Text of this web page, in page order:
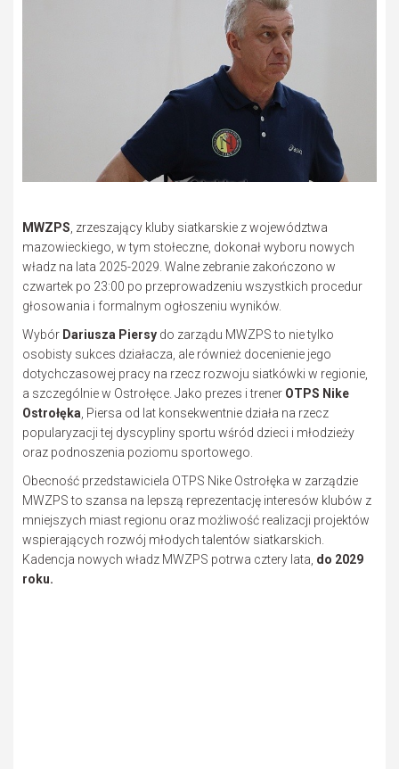
MWZPS , zrzeszający kluby siatkarskie z województwa
mazowieckiego, w tym stołeczne, dokonał wyboru nowych
władz na lata 2025-2029. Walne zebranie zakończono w
czwartek po 23:00 po przeprowadzeniu wszystkich procedur
głosowania i formalnym ogłoszeniu wyników.
Wybór Dariusza Piersy do zarządu MWZPS to nie tylko
osobisty sukces działacza, ale również docenienie jego
dotychczasowej pracy na rzecz rozwoju siatkówki w regionie,
a szczególnie w Ostrołęce. Jako prezes i trener OTPS Nike
Ostrołęka , Piersa od lat konsekwentnie działa na rzecz
popularyzacji tej dyscypliny sportu wśród dzieci i młodzieży
oraz podnoszenia poziomu sportowego.
Obecność przedstawiciela OTPS Nike Ostrołęka w zarządzie
MWZPS to szansa na lepszą reprezentację interesów klubów z
mniejszych miast regionu oraz możliwość realizacji projektów
wspierających rozwój młodych talentów siatkarskich.
Kadencja nowych władz MWZPS potrwa cztery lata, do 2029
roku.